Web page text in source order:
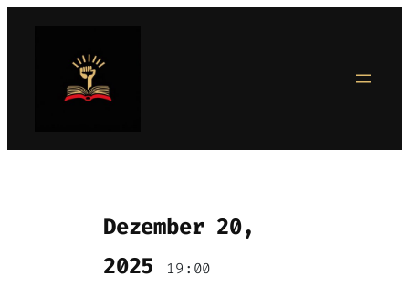
springen
Dezember 20,
2025
19:00